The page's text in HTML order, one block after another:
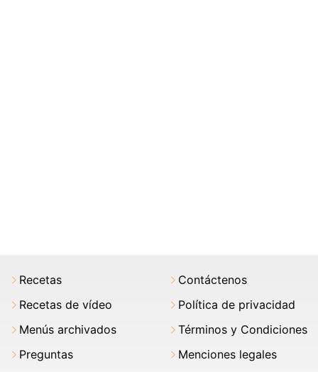
Recetas
Recetas de vídeo
Menús archivados
Preguntas
Contáctenos
Política de privacidad
Términos y Condiciones
Menciones legales